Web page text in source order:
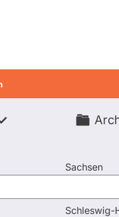
Sachsen
Schleswig-